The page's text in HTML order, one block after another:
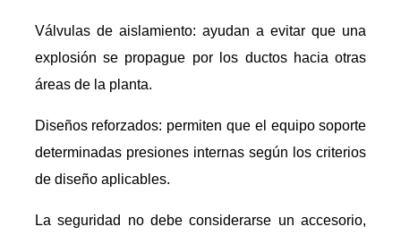
Válvulas de aislamiento: ayudan a evitar que una
explosión se propague por los ductos hacia otras
áreas de la planta.
Diseños reforzados: permiten que el equipo soporte
determinadas presiones internas según los criterios
de diseño aplicables.
La seguridad no debe considerarse un accesorio,